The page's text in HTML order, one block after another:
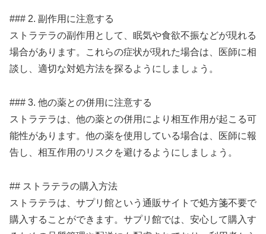
### 2. 副作用に注意する
ストラテラの副作用として、眠気や食欲不振などが現れる
場合があります。これらの症状が現れた場合は、医師に相
談し、適切な対処方法を探るようにしましょう。
### 3. 他の薬との併用に注意する
ストラテラは、他の薬との併用により相互作用が起こる可
能性があります。他の薬を使用している場合は、医師に報
告し、相互作用のリスクを避けるようにしましょう。
## ストラテラの購入方法
ストラテラは、サプリ館という通販サイトで処方箋不要で
購入することができます。サプリ館では、安心して購入す